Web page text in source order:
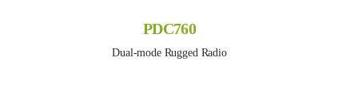
PDC760
Dual-mode Rugged Radio